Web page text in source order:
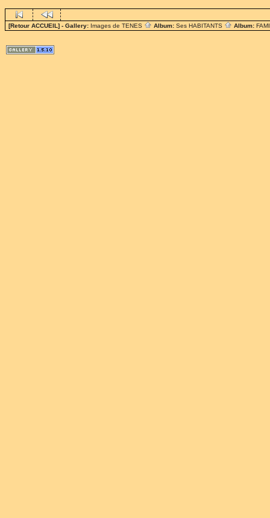
[Retour ACCUEIL] - Gallery: Images de TENES Album: Ses HABITANTS Album: